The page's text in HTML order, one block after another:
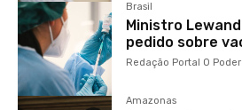
Brasil
Ministro
pedido sobre
Redação Portal O Poder
Amazonas